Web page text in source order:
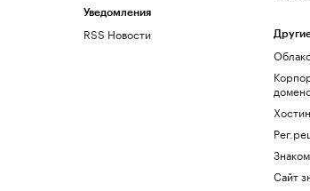
Уведомления
RSS Новости
Сайт